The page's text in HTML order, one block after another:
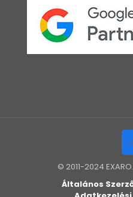
© 2011-2024
Általános